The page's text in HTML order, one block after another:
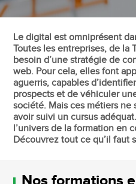
Le digital est omniprésent
Toutes les entreprises, de la
besoin d’une stratégie de
web. Pour cela, elles font
aguerris, capables
prospects et de véhiculer
société. Mais ces métiers ne
avoir suivi un cursus
l’univers de la formation en
Découvrez tout ce qu’il faut